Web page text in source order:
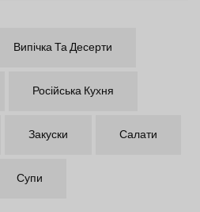
Випічка Та Десерти
Російська Кухня
Закуски Салати
Супи